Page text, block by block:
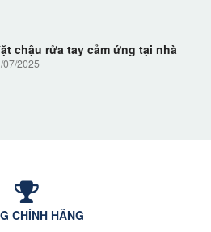
chậu rửa tay cảm ứng tại nhà
07/2025
CHÍNH HÃNG